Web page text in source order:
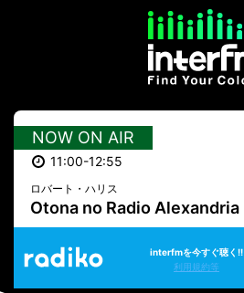
NOW ON AIR
11:00-12:55
ロバート・ハリス
Otona no Radio Alexandria
interfmを今すぐ聴く!!
利用規約等